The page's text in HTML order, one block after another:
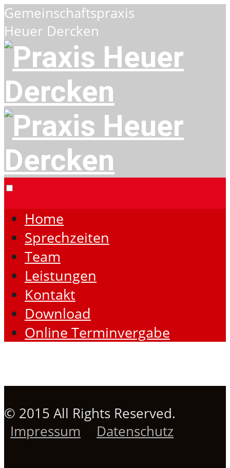
Gemeinschaftspraxis
Heuer Dercken
Home
Sprechzeiten
Team
Leistungen
Kontakt
Download
Online Terminvergabe
© 2015 All Rights Reserved.
Impressum
Datenschutz